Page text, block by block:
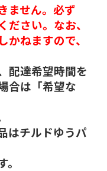
ません。必ず
ださい。なお、
ねますので、
配達希望時間を
合は「希望な
はチルドゆうパ